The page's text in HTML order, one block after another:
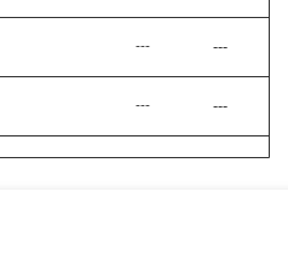
--- ---
--- ---
11:00 18:00